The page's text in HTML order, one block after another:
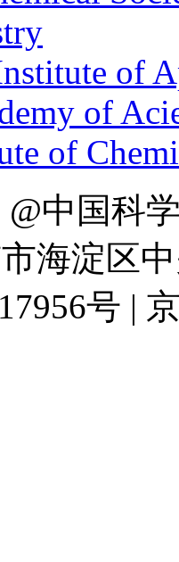
of
of
of
@中国科
海淀区
号 |